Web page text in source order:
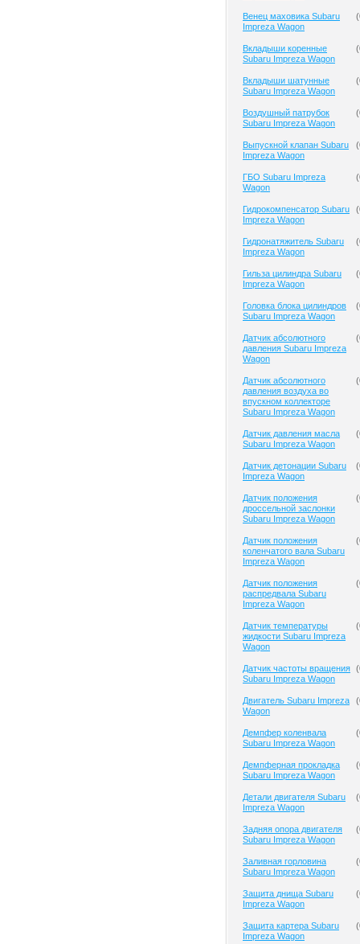
Венец маховика Subaru
Impreza Wagon
(
Вкладыши коренные
Subaru Impreza Wagon
(
Вкладыши шатунные
Subaru Impreza Wagon
(
Воздушный патрубок
Subaru Impreza Wagon
(
Выпускной клапан Subaru
Impreza Wagon
(
ГБО Subaru Impreza
Wagon
(
Гидрокомпенсатор Subaru
Impreza Wagon
(
Гидронатяжитель Subaru
Impreza Wagon
(
Гильза цилиндра Subaru
Impreza Wagon
(
Головка блока цилиндров
Subaru Impreza Wagon
(
Датчик абсолютного
давления Subaru Impreza
Wagon
(
Датчик абсолютного
давления воздуха во
впускном коллекторе
Subaru Impreza Wagon
(
Датчик давления масла
Subaru Impreza Wagon
(
Датчик детонации Subaru
Impreza Wagon
(
Датчик положения
дроссельной заслонки
Subaru Impreza Wagon
(
Датчик положения
коленчатого вала Subaru
Impreza Wagon
(
Датчик положения
распредвала Subaru
Impreza Wagon
(
Датчик температуры
жидкости Subaru Impreza
Wagon
(
Датчик частоты вращения
Subaru Impreza Wagon
(
Двигатель Subaru Impreza
Wagon
(
Демпфер коленвала
Subaru Impreza Wagon
(
Демпферная прокладка
Subaru Impreza Wagon
(
Детали двигателя Subaru
Impreza Wagon
(
Задняя опора двигателя
Subaru Impreza Wagon
(
Заливная горловина
Subaru Impreza Wagon
(
Защита днища Subaru
Impreza Wagon
(
Защита картера Subaru
Impreza Wagon
(